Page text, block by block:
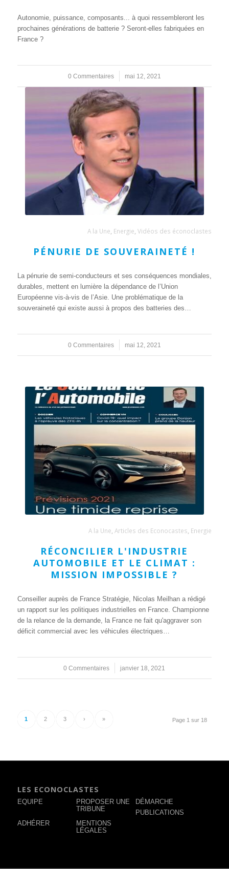
Autonomie, puissance, composants... à quoi ressembleront les
prochaines générations de batterie ? Seront-elles fabriquées en
France ?
0 Commentaires
/ mai 12, 2021
A la Une Energie ,Vidéos des éconoclastes
PÉNURIE DE SOUVERAINETÉ !
La pénurie de semi-conducteurs et ses conséquences mondiales,
durables, mettent en lumière la dépendance de l’Union
Européenne vis-à-vis de l’Asie. Une problématique de la
souveraineté qui existe aussi à propos des batteries des…
0 Commentaires
/ mai 12, 2021
A la Une Articles des Econocastes Energie
RÉCONCILIER L'INDUSTRIE
AUTOMOBILE ET LE CLIMAT :
MISSION IMPOSSIBLE ?
Conseiller auprès de France Stratégie, Nicolas Meilhan a rédigé
un rapport sur les politiques industrielles en France. Championne
de la relance de la demande, la France ne fait qu'aggraver son
déficit commercial avec les véhicules électriques…
0 Commentaires
/ janvier 18, 2021
Page 1 sur 18
1 2 3 › »
LES ECONOCLASTES
EQUIPE
PROPOSER UNE
TRIBUNE
DÉMARCHE
PUBLICATIONS
ADHÉRER
MENTIONS
LÉGALES